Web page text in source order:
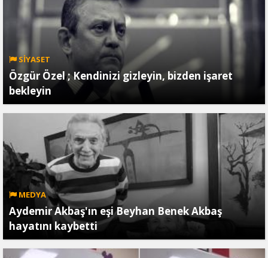
SİYASET
Özgür Özel ; Kendinizi gizleyin, bizden işaret
bekleyin
MEDYA
Aydemir Akbaş'ın eşi Beyhan Benek Akbaş
hayatını kaybetti